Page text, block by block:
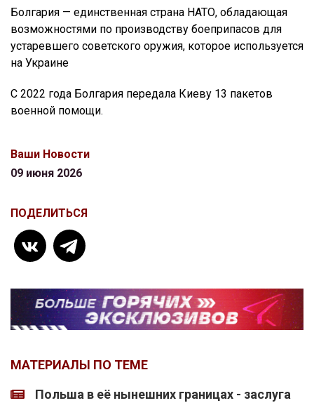
Болгария — единственная страна НАТО, обладающая
возможностями по производству боеприпасов для
устаревшего советского оружия, которое используется
на Украине
С 2022 года Болгария передала Киеву 13 пакетов
военной помощи.
Ваши Новости
09 июня 2026
ПОДЕЛИТЬСЯ
МАТЕРИАЛЫ ПО ТЕМЕ
Польша в её нынешних границах - заслуга